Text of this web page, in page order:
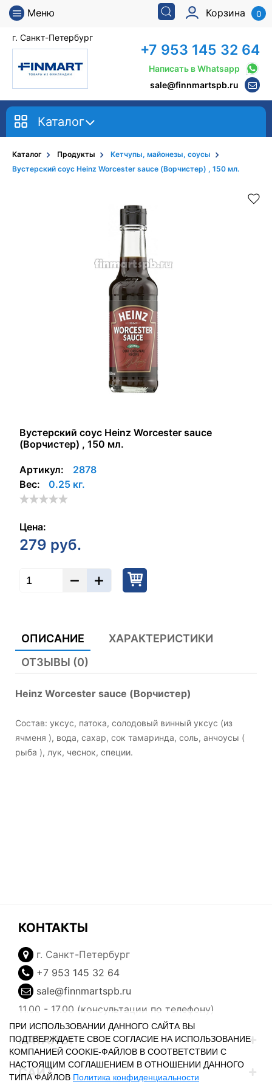
Меню
г. Санкт-Петербург
Корзина 0
+7 953 145 32 64
Написать в Whatsapp
sale@finnmartspb.ru
Каталог
Каталог Продукты
Кетчупы, майонезы, соусы
Вустерский соус Heinz Worcester sauce (Ворчистер) , 150 мл.
Вустерский соус Heinz Worcester sauce
(Ворчистер) , 150 мл.
Артикул:
2878
Вес:
0.25 кг.
Цена:
279 руб.
ОПИСАНИЕ
ХАРАКТЕРИСТИКИ
ОТЗЫВЫ (0)
Heinz Worcester sauce (Ворчистер)
Состав: уксус, патока, солодовый винный уксус (из
ячменя ), вода, сахар, сок тамаринда, соль, анчоусы (
рыба ), лук, чеснок, специи.
КОНТАКТЫ
г. Санкт-Петербург
+7 953 145 32 64
sale@finnmartspb.ru
11.00 - 17.00 (консультации по телефону)
КАТАЛОГ
САЙТ
ПРИ ИСПОЛЬЗОВАНИИ ДАННОГО САЙТА ВЫ
ПОДТВЕРЖДАЕТЕ СВОЕ СОГЛАСИЕ НА ИСПОЛЬЗОВАНИЕ
КОМПАНИЕЙ COOKIE-ФАЙЛОВ В СООТВЕТСТВИИ С
НАСТОЯЩИМ СОГЛАШЕНИЕМ В ОТНОШЕНИИ ДАННОГО
ТИПА ФАЙЛОВ Политика конфиденциальности